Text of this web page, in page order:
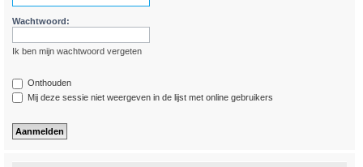
Wachtwoord:
Ik ben mijn wachtwoord vergeten
Onthouden
Mij deze sessie niet weergeven in de lijst met online gebruikers